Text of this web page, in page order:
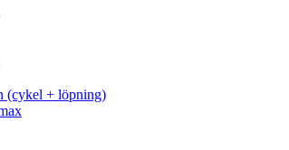
(cykel + löpning)